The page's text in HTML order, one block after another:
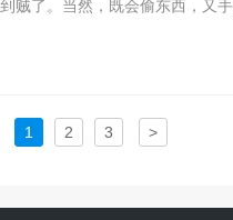
贼了。当然，既会偷东西，又
三字在凶 恶程度上是有区别的
1 2 3 >